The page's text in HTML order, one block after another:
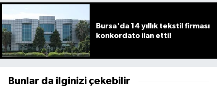
Bursa'da 14 yıllık tekstil firması
konkordato ilan etti!
Bunlar da ilginizi çekebilir